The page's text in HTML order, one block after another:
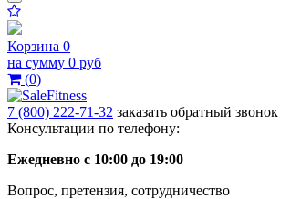
Корзина 0
на сумму 0 руб
(0)
7 (800) 222-71-32 заказать обратный звонок
Консультации по телефону:
Ежедневно с 10:00 до 19:00
Вопрос, претензия, сотрудничество